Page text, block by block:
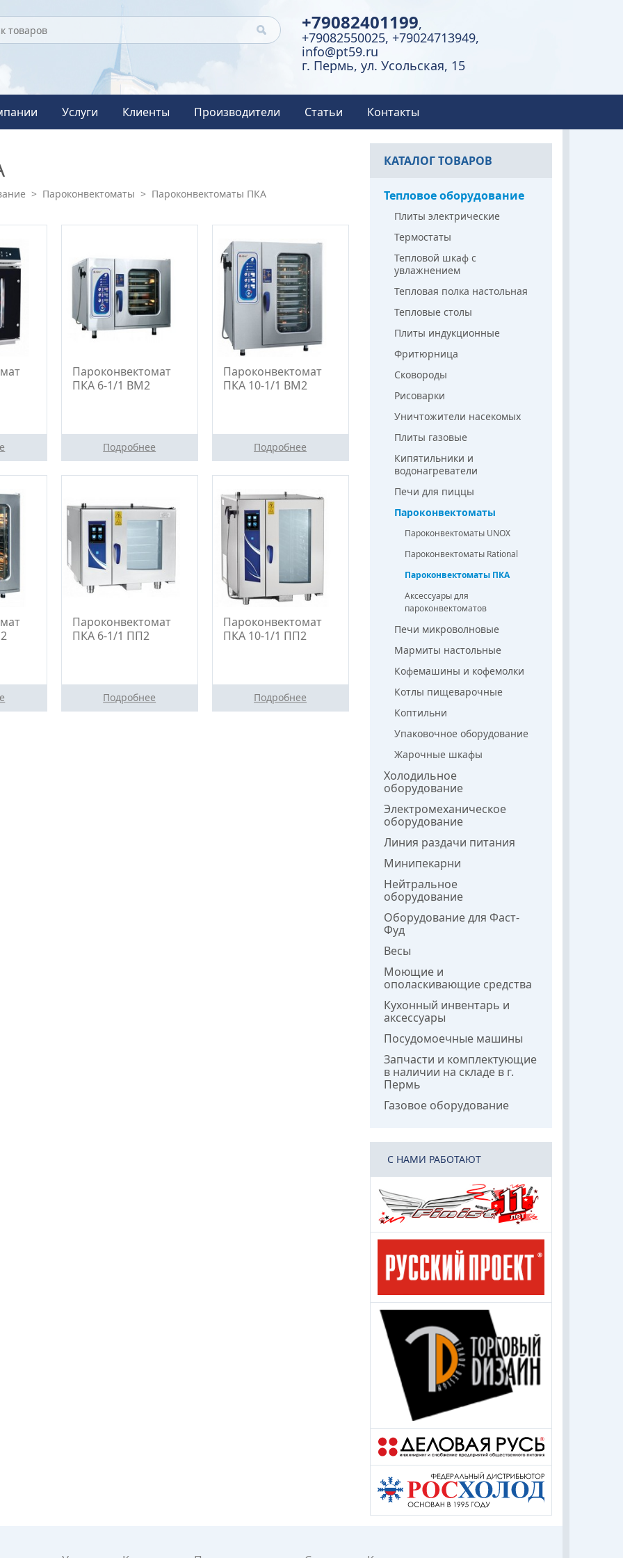
+79082401199,
+79082550025, +79024713949,
info@pt59.ru
г. Пермь, ул. Усольская, 15
Услуги Клиенты Производители Статьи Контакты
> Пароконвектоматы > Пароконвектоматы ПКА
Пароконвектомат
ПКА 6-1/1 ВМ2
Подробнее
Пароконвектомат
ПКА 10-1/1 ВМ2
Подробнее
Пароконвектомат
ПКА 6-1/1 ПП2
Подробнее
Пароконвектомат
ПКА 10-1/1 ПП2
Подробнее
КАТАЛОГ ТОВАРОВ
Тепловое оборудование
Плиты электрические
Термостаты
Тепловой шкаф с
увлажнением
Тепловая полка настольная
Тепловые столы
Плиты индукционные
Фритюрница
Сковороды
Рисоварки
Уничтожители насекомых
Плиты газовые
Кипятильники и
водонагреватели
Печи для пиццы
Пароконвектоматы
Пароконвектоматы UNOX
Пароконвектоматы Rational
Пароконвектоматы ПКА
Аксессуары для
пароконвектоматов
Печи микроволновые
Мармиты настольные
Кофемашины и кофемолки
Котлы пищеварочные
Коптильни
Упаковочное оборудование
Жарочные шкафы
Холодильное
оборудование
Электромеханическое
оборудование
Линия раздачи питания
Минипекарни
Нейтральное
оборудование
Оборудование для Фаст-
Фуд
Весы
Моющие и
ополаскивающие средства
Кухонный инвентарь и
аксессуары
Посудомоечные машины
Запчасти и комплектующие
в наличии на складе в г.
Пермь
Газовое оборудование
C НАМИ РАБОТАЮТ